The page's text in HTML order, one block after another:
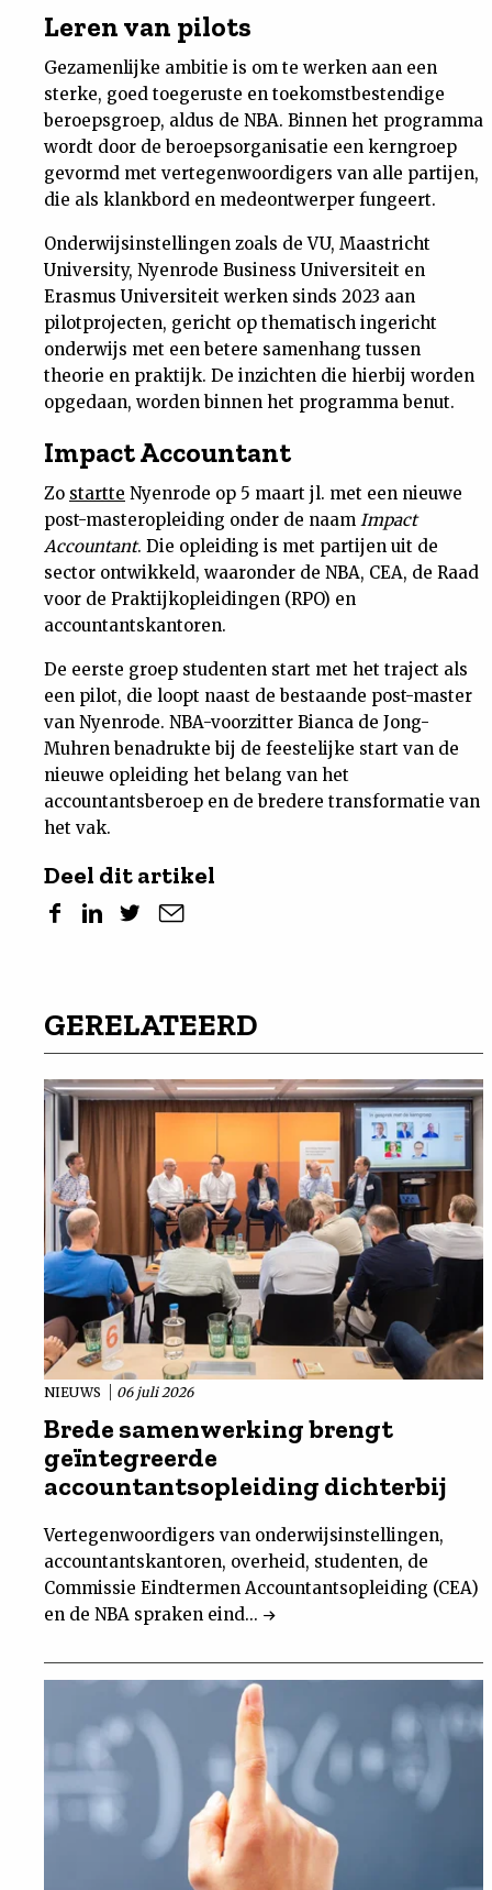
Leren van pilots
Gezamenlijke ambitie is om te werken aan een
sterke, goed toegeruste en toekomstbestendige
beroepsgroep, aldus de NBA. Binnen het programma
wordt door de beroepsorganisatie een kerngroep
gevormd met vertegenwoordigers van alle partijen,
die als klankbord en medeontwerper fungeert.
Onderwijsinstellingen zoals de VU, Maastricht
University, Nyenrode Business Universiteit en
Erasmus Universiteit werken sinds 2023 aan
pilotprojecten, gericht op thematisch ingericht
onderwijs met een betere samenhang tussen
theorie en praktijk. De inzichten die hierbij worden
opgedaan, worden binnen het programma benut.
Impact Accountant
Zo startte Nyenrode op 5 maart jl. met een nieuwe
post-masteropleiding onder de naam Impact
Accountant. Die opleiding is met partijen uit de
sector ontwikkeld, waaronder de NBA, CEA, de Raad
voor de Praktijkopleidingen (RPO) en
accountantskantoren.
De eerste groep studenten start met het traject als
een pilot, die loopt naast de bestaande post-master
van Nyenrode. NBA-voorzitter Bianca de Jong-
Muhren benadrukte bij de feestelijke start van de
nieuwe opleiding het belang van het
accountantsberoep en de bredere transformatie van
het vak.
Deel dit artikel
GERELATEERD
NIEUWS 06 juli 2026
Brede samenwerking brengt
geïntegreerde
accountantsopleiding dichterbij
Vertegenwoordigers van onderwijsinstellingen,
accountantskantoren, overheid, studenten, de
Commissie Eindtermen Accountantsopleiding (CEA)
en de NBA spraken eind...